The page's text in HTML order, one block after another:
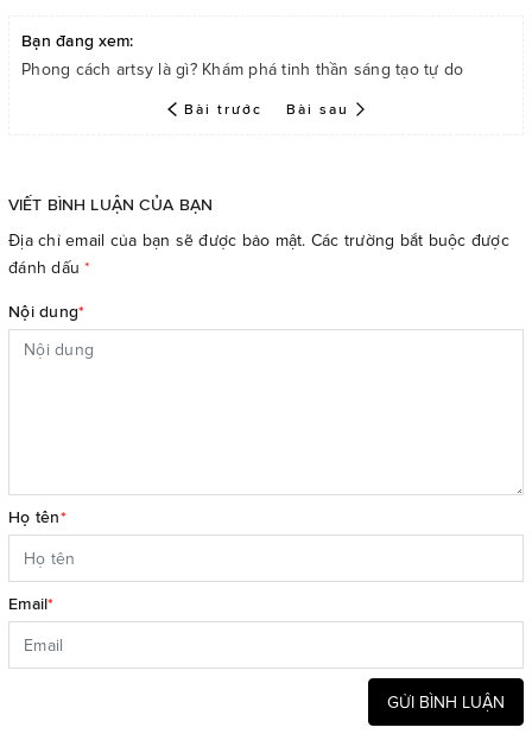
Bạn đang xem:
Phong cách artsy là gì? Khám phá tinh thần sáng tạo tự do
Bài trước Bài sau
VIẾT BÌNH LUẬN CỦA BẠN
Địa chỉ email của bạn sẽ được bảo mật. Các trường bắt buộc được
đánh dấu*
Nội dung*
Họ tên*
Email*
GỬI BÌNH LUẬN